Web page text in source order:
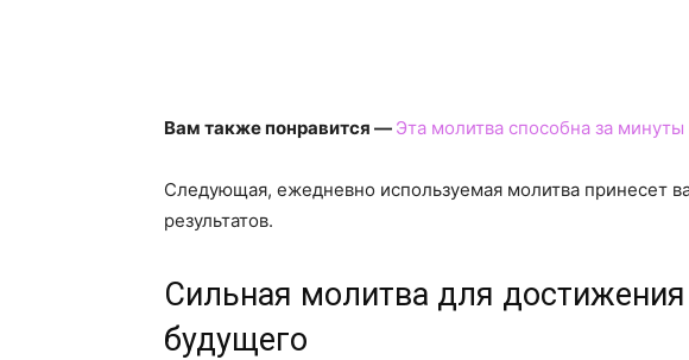
Вам также понравится — Эта молитва способна за
Следующая, ежедневно используемая молитва принесет
результатов.
Сильная молитва для достижения
будущего